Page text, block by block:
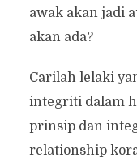
awak akan jadi
akan ada?
Carilah lelaki
integriti dalam
prinsip dan
relationship